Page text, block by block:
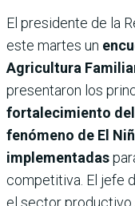
El presidente de la
este martes un
Agricultura
presentaron los
fortalecimiento del
fenómeno de El
implementadas
competitiva. El jefe
el sector productivo